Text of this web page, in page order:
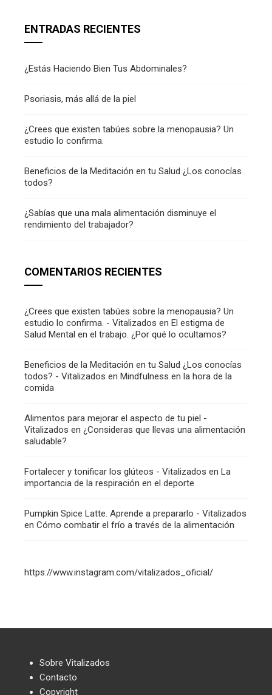
ENTRADAS RECIENTES
¿Estás Haciendo Bien Tus Abdominales?
Psoriasis, más allá de la piel
¿Crees que existen tabúes sobre la menopausia? Un
estudio lo confirma.
Beneficios de la Meditación en tu Salud ¿Los conocías
todos?
¿Sabías que una mala alimentación disminuye el
rendimiento del trabajador?
COMENTARIOS RECIENTES
¿Crees que existen tabúes sobre la menopausia? Un
estudio lo confirma. - Vitalizados en El estigma de
Salud Mental en el trabajo. ¿Por qué lo ocultamos?
Beneficios de la Meditación en tu Salud ¿Los conocías
todos? - Vitalizados en Mindfulness en la hora de la
comida
Alimentos para mejorar el aspecto de tu piel -
Vitalizados en ¿Consideras que llevas una alimentación
saludable?
Fortalecer y tonificar los glúteos - Vitalizados en La
importancia de la respiración en el deporte
Pumpkin Spice Latte. Aprende a prepararlo - Vitalizados
en Cómo combatir el frío a través de la alimentación
https://www.instagram.com/vitalizados_oficial/
Sobre Vitalizados
Contacto
Copyright